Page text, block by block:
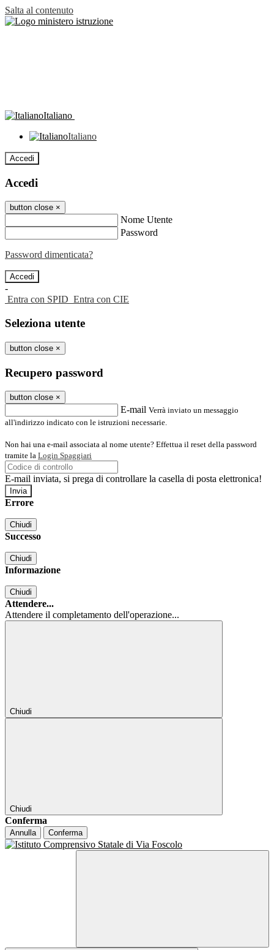
Salta al contenuto
Italiano
Italiano
Accedi
Accedi
button close ×
Nome Utente
Password
Password dimenticata?
-
Entra con SPID Entra con CIE
Seleziona utente
button close ×
Recupero password
button close ×
E-mail Verrà inviato un messaggio
all'indirizzo indicato con le istruzioni necessarie.
Non hai una e-mail associata al nome utente? Effettua il reset della password
tramite la Login Spaggiari
E-mail inviata, si prega di controllare la casella di posta elettronica!
Errore
Chiudi
Successo
Chiudi
Informazione
Chiudi
Attendere...
Attendere il completamento dell'operazione...
Chiudi
Chiudi
Conferma
Annulla Conferma